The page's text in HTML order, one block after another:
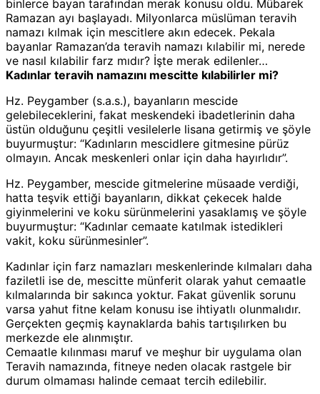
binlerce bayan tarafından merak konusu oldu. Mübarek
Ramazan ayı başlayadı. Milyonlarca müslüman teravih
namazı kılmak için mescitlere akın edecek. Pekala
bayanlar Ramazan’da teravih namazı kılabilir mi, nerede
ve nasıl kılabilir farz mıdır? İşte merak edilenler…
Kadınlar teravih namazını mescitte kılabilirler mi?
Hz. Peygamber (s.a.s.), bayanların mescide
gelebileceklerini, fakat meskendeki ibadetlerinin daha
üstün olduğunu çeşitli vesilelerle lisana getirmiş ve şöyle
buyurmuştur: “Kadınların mescidlere gitmesine pürüz
olmayın. Ancak meskenleri onlar için daha hayırlıdır”.
Hz. Peygamber, mescide gitmelerine müsaade verdiği,
hatta teşvik ettiği bayanların, dikkat çekecek halde
giyinmelerini ve koku sürünmelerini yasaklamış ve şöyle
buyurmuştur: “Kadınlar cemaate katılmak istedikleri
vakit, koku sürünmesinler”.
Kadınlar için farz namazları meskenlerinde kılmaları daha
faziletli ise de, mescitte münferit olarak yahut cemaatle
kılmalarında bir sakınca yoktur. Fakat güvenlik sorunu
varsa yahut fitne kelam konusu ise ihtiyatlı olunmalıdır.
Gerçekten geçmiş kaynaklarda bahis tartışılırken bu
merkezde ele alınmıştır.
Cemaatle kılınması maruf ve meşhur bir uygulama olan
Teravih namazında, fitneye neden olacak rastgele bir
durum olmaması halinde cemaat tercih edilebilir.